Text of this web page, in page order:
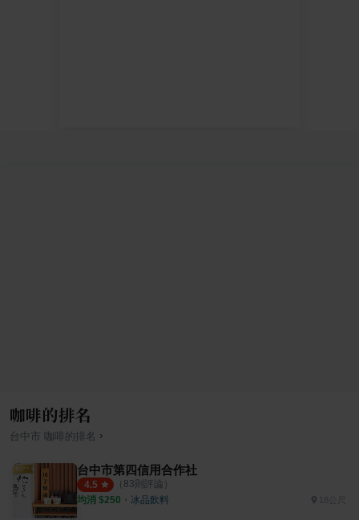
咖啡的排名
台中市 咖啡 的排名 ›
台中市第四信用合作社
4.5 （ 83則評論）
均消 $250 ・ 冰品飲料